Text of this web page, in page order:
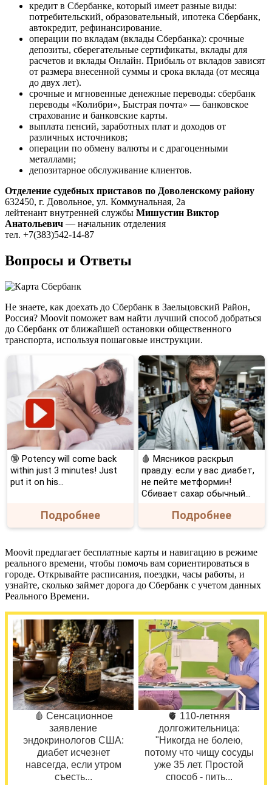
кредит в Сбербанке, который имеет разные виды:
потребительский, образовательный, ипотека Сбербанк,
автокредит, рефинансирование.
операции по вкладам (вклады Сбербанка): срочные
депозиты, сберегательные сертификаты, вклады для
расчетов и вклады Онлайн. Прибыль от вкладов зависят
от размера внесенной суммы и срока вклада (от месяца
до двух лет).
срочные и мгновенные денежные переводы: сбербанк
переводы «Колибри», Быстрая почта» — банковское
страхование и банковские карты.
выплата пенсий, заработных плат и доходов от
различных источников;
операции по обмену валюты и с драгоценными
металлами;
депозитарное обслуживание клиентов.
Отделение судебных приставов по Доволенскому району
632450, г. Довольное, ул. Коммунальная, 2а
лейтенант внутренней службы Мишустин Виктор
Анатольевич — начальник отделения
тел. +7(383)542-14-87
Вопросы и Ответы
Не знаете, как доехать до Сбербанк в Заельцовский Район,
Россия? Moovit поможет вам найти лучший способ добраться
до Сбербанк от ближайшей остановки общественного
транспорта, используя пошаговые инструкции.
🔞 Potency will come back
within just 3 minutes! Just
put it on his…
Подробнее
🩸 Мясников раскрыл
правду: если у вас диабет,
не пейте метформин!
Сбивает сахар обычный...
Подробнее
Moovit предлагает бесплатные карты и навигацию в режиме
реального времени, чтобы помочь вам сориентироваться в
городе. Открывайте расписания, поездки, часы работы, и
узнайте, сколько займет дорога до Сбербанк с учетом данных
Реального Времени.
🩸 Сенсационное
заявление
эндокринологов США:
диабет исчезнет
навсегда, если утром
съесть...
🫀 110-летняя
долгожительница:
"Никогда не болею,
потому что чищу сосуды
уже 35 лет. Простой
способ - пить...